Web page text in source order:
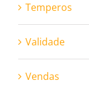
Temperos
Validade
Vendas